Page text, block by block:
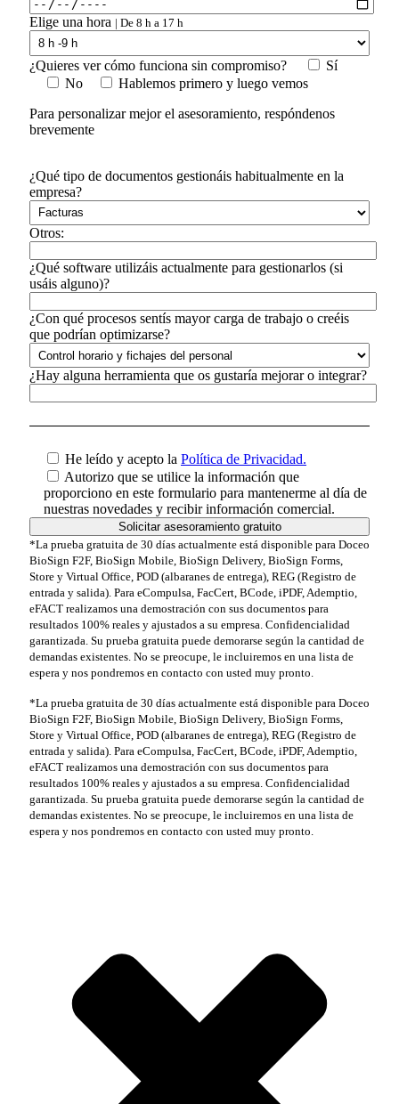
Elige una hora | De 8 h a 17 h
¿Quieres ver cómo funciona sin compromiso?
Sí
No
Hablemos primero y luego vemos
Para personalizar mejor el asesoramiento, respóndenos
brevemente
¿Qué tipo de documentos gestionáis habitualmente en la
empresa?
Otros:
¿Qué software utilizáis actualmente para gestionarlos (si
usáis alguno)?
¿Con qué procesos sentís mayor carga de trabajo o creéis
que podrían optimizarse?
¿Hay alguna herramienta que os gustaría mejorar o integrar?
He leído y acepto la Política de Privacidad.
Autorizo que se utilice la información que
proporciono en este formulario para mantenerme al día de
nuestras novedades y recibir información comercial.
*La prueba gratuita de 30 días actualmente está disponible para Doceo
BioSign F2F, BioSign Mobile, BioSign Delivery, BioSign Forms,
Store y Virtual Office, POD (albaranes de entrega), REG (Registro de
entrada y salida). Para eCompulsa, FacCert, BCode, iPDF, Ademptio,
eFACT realizamos una demostración con sus documentos para
resultados 100% reales y ajustados a su empresa. Confidencialidad
garantizada. Su prueba gratuita puede demorarse según la cantidad de
demandas existentes. No se preocupe, le incluiremos en una lista de
espera y nos pondremos en contacto con usted muy pronto.
*La prueba gratuita de 30 días actualmente está disponible para Doceo
BioSign F2F, BioSign Mobile, BioSign Delivery, BioSign Forms,
Store y Virtual Office, POD (albaranes de entrega), REG (Registro de
entrada y salida). Para eCompulsa, FacCert, BCode, iPDF, Ademptio,
eFACT realizamos una demostración con sus documentos para
resultados 100% reales y ajustados a su empresa. Confidencialidad
garantizada. Su prueba gratuita puede demorarse según la cantidad de
demandas existentes. No se preocupe, le incluiremos en una lista de
espera y nos pondremos en contacto con usted muy pronto.